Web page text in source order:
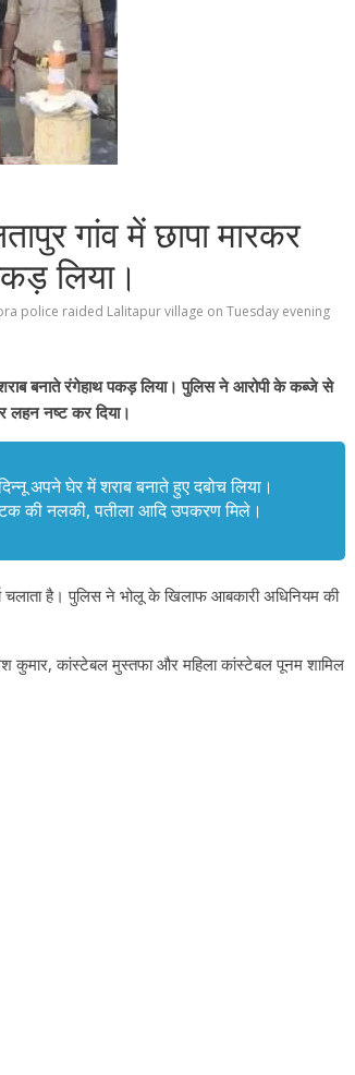
गांव में छापा मारकर
लिया।
police raided Lalitapur village on Tuesday evening
बनाते रंगेहाथ पकड़ लिया। पुलिस ने आरोपी के कब्जे से
लहन नष्ट कर दिया।
अपने घेर में शराब बनाते हुए दबोच लिया।
की नलकी, पतीला आदि उपकरण मिले।
है। पुलिस ने भोलू के खिलाफ आबकारी अधिनियम की
कुमार, कांस्टेबल मुस्तफा और महिला कांस्टेबल पूनम शामिल